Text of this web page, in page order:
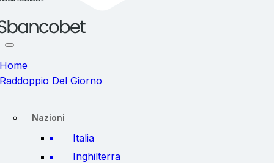
Home
Raddoppio Del Giorno
Nazioni
Italia
Inghilterra